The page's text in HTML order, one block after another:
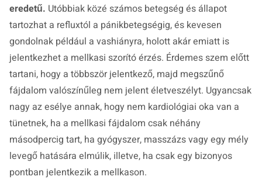
eredetű. Utóbbiak közé számos betegség és állapot
tartozhat a refluxtól a pánikbetegségig, és kevesen
gondolnak például a vashiányra, holott akár emiatt is
jelentkezhet a mellkasi szorító érzés. Érdemes szem előtt
tartani, hogy a többször jelentkező, majd megszűnő
fájdalom valószínűleg nem jelent életveszélyt. Ugyancsak
nagy az esélye annak, hogy nem kardiológiai oka van a
tünetnek, ha a mellkasi fájdalom csak néhány
másodpercig tart, ha gyógyszer, masszázs vagy egy mély
levegő hatására elmúlik, illetve, ha csak egy bizonyos
pontban jelentkezik a mellkason.